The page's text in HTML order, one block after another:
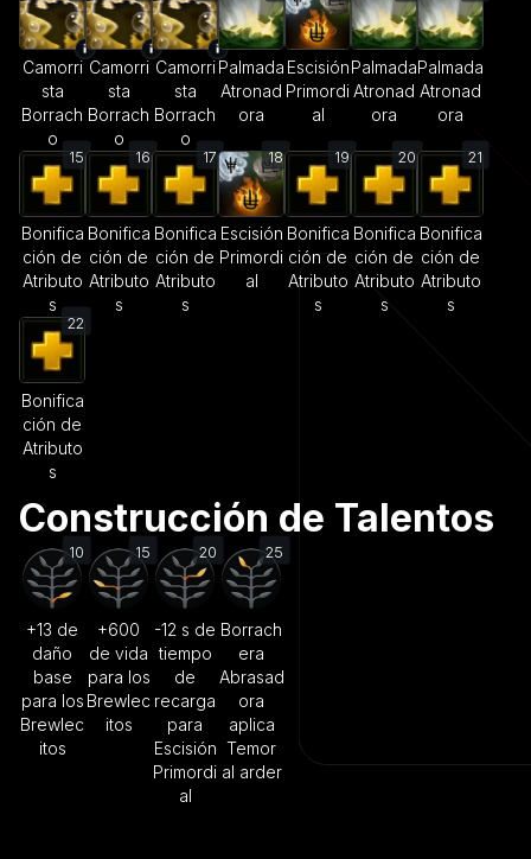
Camorri
sta
Borrach
o
Camorri
sta
Borrach
o
Camorri
sta
Borrach
o
Palmada
Atronad
ora
Escisión
Primordi
al
Palmada
Atronad
ora
Palmada
Atronad
ora
15
Bonifica
ción de
Atributo
s
16
Bonifica
ción de
Atributo
s
17
Bonifica
ción de
Atributo
s
18
Escisión
Primordi
al
19
Bonifica
ción de
Atributo
s
20
Bonifica
ción de
Atributo
s
21
Bonifica
ción de
Atributo
s
22
Bonifica
ción de
Atributo
s
Construcción de Talentos
10
+13 de
daño
base
para los
Brewlec
itos
15
+600
de vida
para los
Brewlec
itos
20
-12 s de
tiempo
de
recarga
para
Escisión
Primordi
al
25
Borrach
era
Abrasad
ora
aplica
Temor
al arder